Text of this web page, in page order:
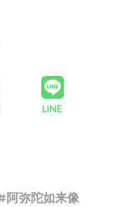
LINE
阿弥陀如来像